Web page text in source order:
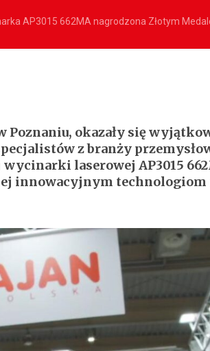
AP3015 662MA nagrodzona Złotym
okazały się
z branży
laserowej AP3015
innowacyjnym technologiom